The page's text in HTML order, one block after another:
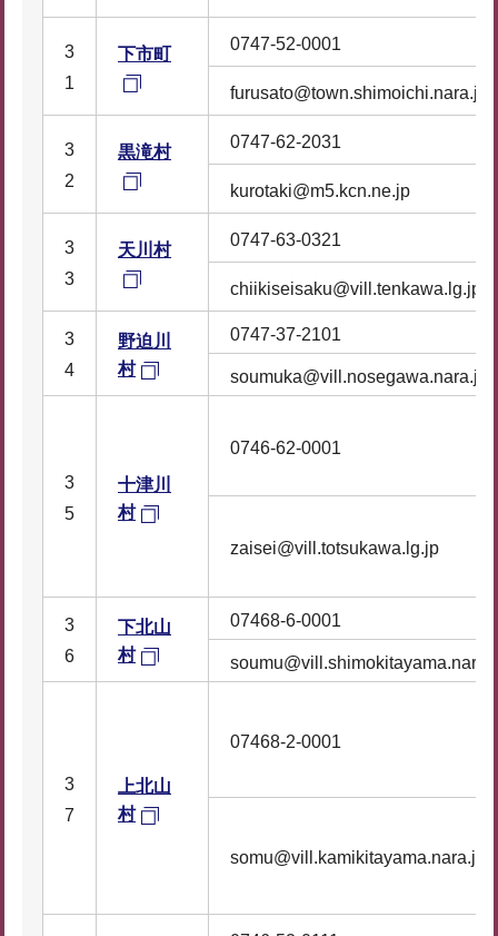
3
1
下市町
0747-52-0001
furusato@town.shimoichi.nara.jp
3
2
黒滝村
0747-62-2031
kurotaki@m5.kcn.ne.jp
3
3
天川村
0747-63-0321
chiikiseisaku@vill.tenkawa.lg.jp
3
4
野迫川
村
0747-37-2101
soumuka@vill.nosegawa.nara.jp
3
5
十津川
村
0746-62-0001
zaisei@vill.totsukawa.lg.jp
3
6
下北山
村
07468-6-0001
3
7
上北山
村
07468-2-0001
somu@vill.kamikitayama.nara.jp